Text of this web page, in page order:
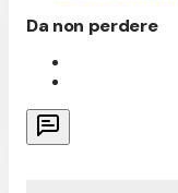
Da non perdere